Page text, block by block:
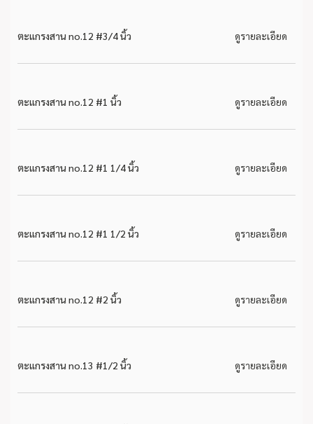
ตะแกรงสาน no.12 #3/4 นิ้ว ดูรายละเอียด
ตะแกรงสาน no.12 #1 นิ้ว ดูรายละเอียด
ตะแกรงสาน no.12 #1 1/4 นิ้ว ดูรายละเอียด
ตะแกรงสาน no.12 #1 1/2 นิ้ว ดูรายละเอียด
ตะแกรงสาน no.12 #2 นิ้ว ดูรายละเอียด
ตะแกรงสาน no.13 #1/2 นิ้ว ดูรายละเอียด